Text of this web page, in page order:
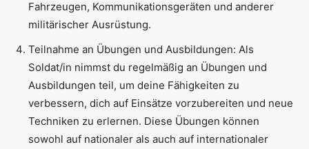
Fahrzeugen, Kommunikationsgeräten und anderer
militärischer Ausrüstung.
Teilnahme an Übungen und Ausbildungen: Als
Soldat/in nimmst du regelmäßig an Übungen und
Ausbildungen teil, um deine Fähigkeiten zu
verbessern, dich auf Einsätze vorzubereiten und neue
Techniken zu erlernen. Diese Übungen können
sowohl auf nationaler als auch auf internationaler